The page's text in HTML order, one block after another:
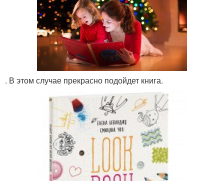
. В этом случае прекрасно подойдет книга.